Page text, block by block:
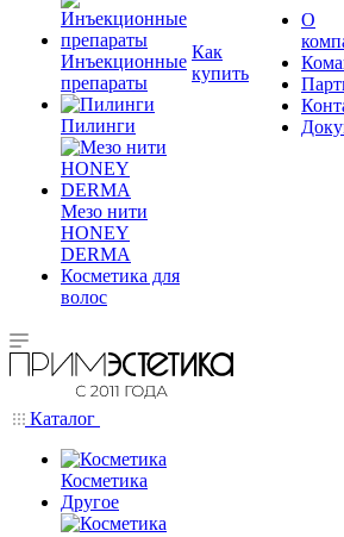
Инъекционные
препараты
Пилинги
Мезо нити
HONEY
DERMA
Косметика для
волос
Как
купить
О
Каталог
Косметика
Другое